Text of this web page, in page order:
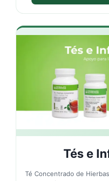
Tés e
Té Concentrado de